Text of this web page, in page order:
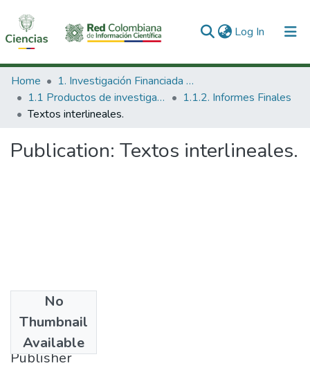
Log In (current)
Communities & Collections
All of DSpace
Home
1. Investigación Financiada con Recursos Públicos
1.1 Productos de investigación
1.1.2. Informes Finales
Textos interlineales.
Publication: Textos interlineales.
No
Thumbnail
Available
1993
Publisher